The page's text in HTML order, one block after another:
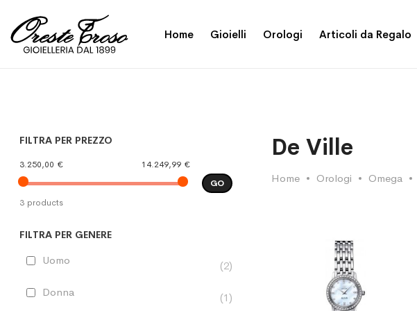
Home Gioielli Orologi Articoli da Regalo
De Ville
Home Orologi Omega
FILTRA PER PREZZO
3.250,00 €
14.249,99 €
GO
3 products
FILTRA PER GENERE
Uomo 2
Donna 1